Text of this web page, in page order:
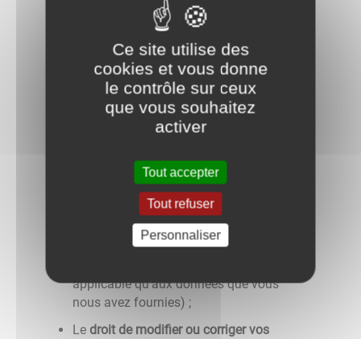
et les traitements mis en œuvre ;
Lorsque le traitement est fondé sur votre
consentement, vous avez le droit de
retirer ce consentement à tout moment
Cette action ne portera pas atteinte à la
licéité du traitement fondé sur le
consentement effectué avant le retrait de
Dans certaines circonstances, le
recevoir des données sous forme
et/ou de nous demander de
transmettre ces informations à un tiers
lorsque cela est techniquement possible
applicable qu'aux données que vous
nous avez fournies) ;
Le droit de modifier ou corriger vos
Ce site utilise des
cookies et vous donne
le contrôle sur ceux
que vous souhaitez
activer
Tout accepter
Tout refuser
Personnaliser